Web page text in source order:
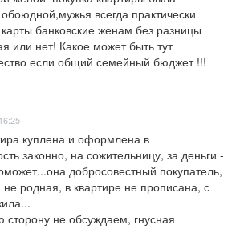
всегда практически
банковские женам без разницы
или нет! Какое может быть тут
если общий семейный бюджет !!!
куплена и оформлена в
законно, на сожительницу, за деньги -
добросовестный покупатель,
не родная, в квартире не прописана, с
не обсуждаем, гнусная